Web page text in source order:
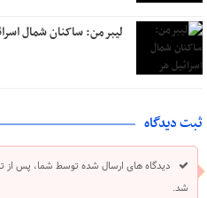
لیبرمن: ساکنان شمال اسرائیل هر ۲۱دقیقه به
ثبت دیدگاه
دیدگاه های ارسال شده توسط شما، پس از
شد.